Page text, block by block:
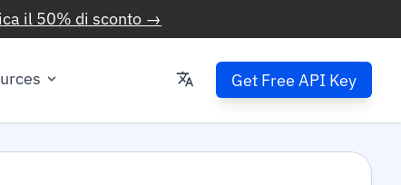
il 50% di sconto →
Get Free API Key